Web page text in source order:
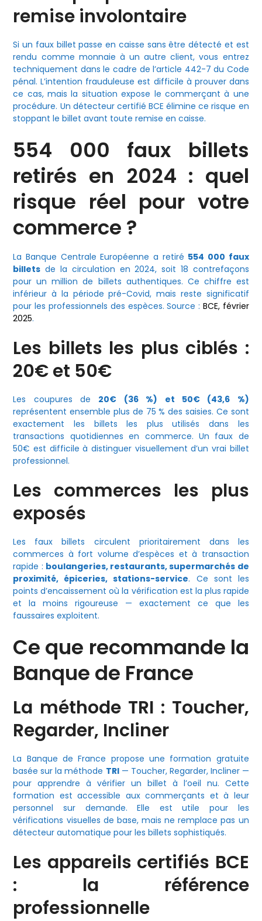
remise involontaire
Si un faux billet passe en caisse sans être détecté et est
rendu comme monnaie à un autre client, vous entrez
techniquement dans le cadre de l’article 442-7 du Code
pénal. L’intention frauduleuse est difficile à prouver dans
ce cas, mais la situation expose le commerçant à une
procédure. Un détecteur certifié BCE élimine ce risque en
stoppant le billet avant toute remise en caisse.
554 000 faux billets
retirés en 2024 : quel
risque réel pour votre
commerce ?
La Banque Centrale Européenne a retiré 554 000 faux
billets de la circulation en 2024, soit 18 contrefaçons
pour un million de billets authentiques. Ce chiffre est
inférieur à la période pré-Covid, mais reste significatif
pour les professionnels des espèces. Source : BCE, février
2025.
Les billets les plus ciblés :
20€ et 50€
Les coupures de 20€ (36 %) et 50€ (43,6 %)
représentent ensemble plus de 75 % des saisies. Ce sont
exactement les billets les plus utilisés dans les
transactions quotidiennes en commerce. Un faux de
50€ est difficile à distinguer visuellement d’un vrai billet
professionnel.
Les commerces les plus
exposés
Les faux billets circulent prioritairement dans les
commerces à fort volume d’espèces et à transaction
rapide : boulangeries, restaurants, supermarchés de
proximité, épiceries, stations-service. Ce sont les
points d’encaissement où la vérification est la plus rapide
et la moins rigoureuse — exactement ce que les
faussaires exploitent.
Ce que recommande la
Banque de France
La méthode TRI : Toucher,
Regarder, Incliner
La Banque de France propose une formation gratuite
basée sur la méthode TRI— Toucher, Regarder, Incliner —
pour apprendre à vérifier un billet à l’oeil nu. Cette
formation est accessible aux commerçants et à leur
personnel sur demande. Elle est utile pour les
vérifications visuelles de base, mais ne remplace pas un
détecteur automatique pour les billets sophistiqués.
Les appareils certifiés BCE
: la référence
professionnelle